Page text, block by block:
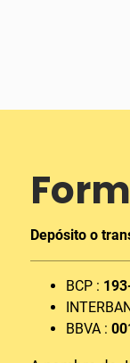
Depósito o
BCP :
BBVA :